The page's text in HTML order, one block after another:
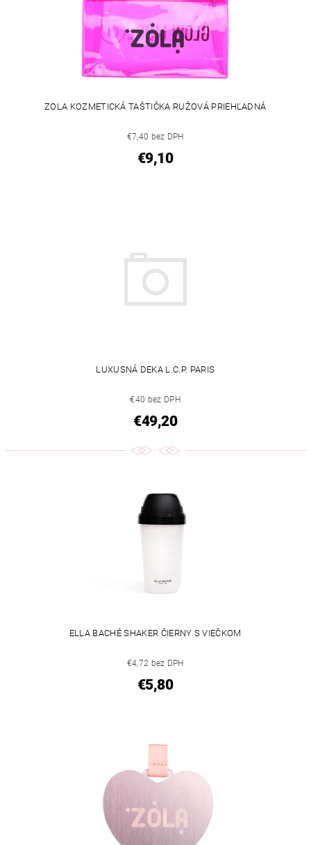
ZOLA KOZMETICKÁ TAŠTIČKA RUŽOVÁ PRIEHĽADNÁ
€7,40 bez DPH
€9,10
LUXUSNÁ DEKA L.C.P. PARIS
€40 bez DPH
€49,20
ELLA BACHÉ SHAKER ČIERNY S VIEČKOM
€4,72 bez DPH
€5,80